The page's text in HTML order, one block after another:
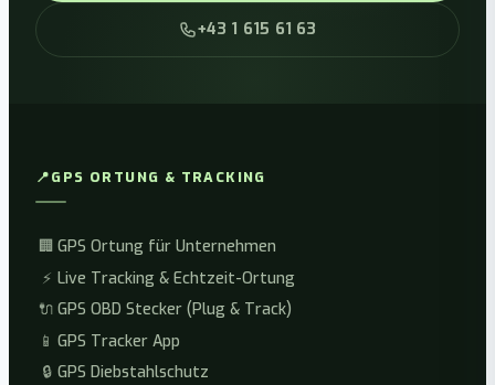
+43 1 615 61 63
📍GPS ORTUNG & TRACKING
🏢 GPS Ortung für Unternehmen
⚡ Live Tracking & Echtzeit-Ortung
🔌 GPS OBD Stecker (Plug & Track)
📱 GPS Tracker App
🔒 GPS Diebstahlschutz